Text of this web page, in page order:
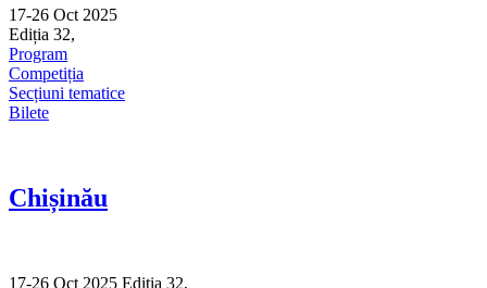
17-26 Oct 2025
Ediția 32,
Program
Competiția
Secțiuni tematice
Bilete
Chișinău
17-26 Oct 2025 Ediția 32,